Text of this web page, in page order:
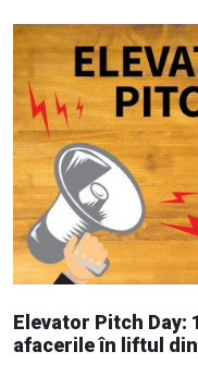
Elevator Pitch
afacerile în liftul din